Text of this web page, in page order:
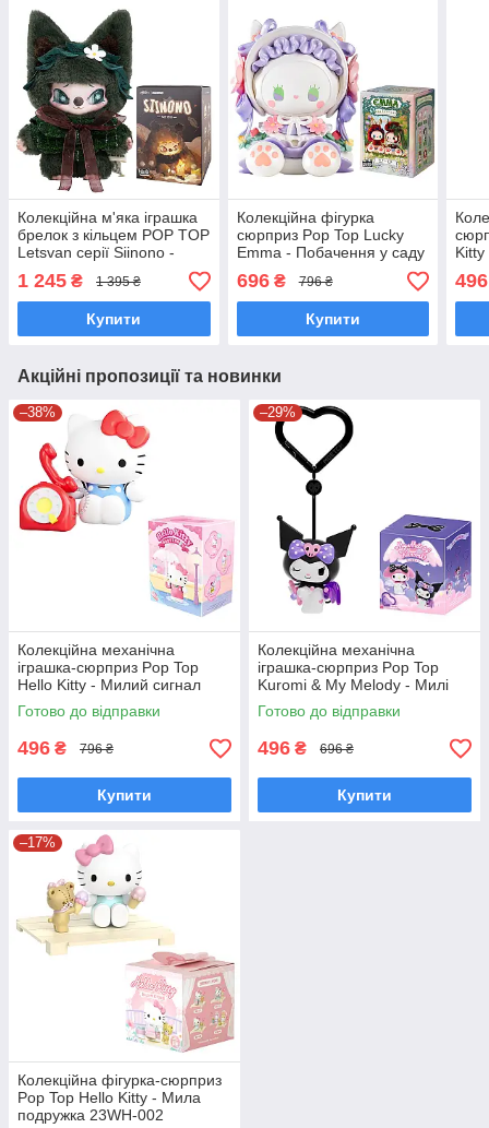
Колекційна м'яка іграшка
брелок з кільцем POP TOP
Letsvan серії Siinono -
Шепіт лісу Поп топ 17SN-
0602
1 245 ₴ 1 395 ₴
Купити
Колекційна фігурка
сюрприз Pop Top Lucky
Emma - Побачення у саду
Поп Топ MJ-000056
696₴ 796 ₴
Купити
496
Акційні пропозиції та новинки
–38%
Колекційна механічна
іграшка-сюрприз Pop Top
Hello Kitty - Милий сигнал
24MDL-002
Готово до відправки
496 ₴ 796 ₴
Купити
–29%
Колекційна механічна
іграшка-сюрприз Pop Top
Kuromi & My Melody - Милі
крильця 24MDL-003
Готово до відправки
496 ₴ 696 ₴
Купити
–17%
Колекційна фігурка-сюрприз
Pop Top Hello Kitty - Мила
подружка 23WH-002